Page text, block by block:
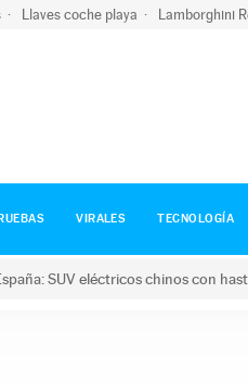
Llaves coche playa Lamborghini
VIRALES TECNOLOGÍA
SUV eléctricos chinos con